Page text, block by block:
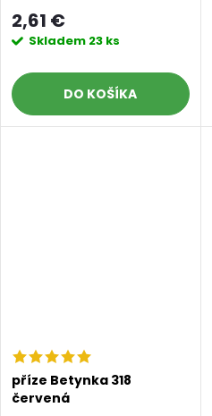
2,61 €
Skladem 23 ks
DO KOŠÍKA
příze Betynka 318
červená